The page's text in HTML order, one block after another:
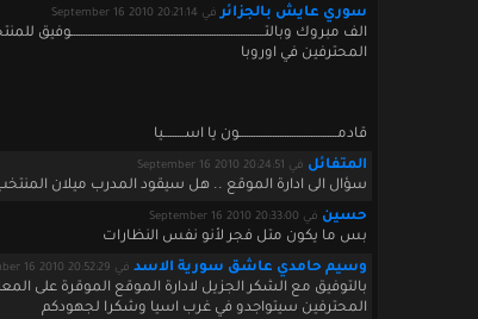
سوري عايش بالجزائر في September 16 2010 20:21:14
الف مبروك
المحترفين في اوروبا
قادمـــــــــــــــــــــــــــــــــــــــــون يا اســـــــــيا
المتفائل في September 16 2010 20:24:51
سؤال الى ادارة الموقع .. هل سيقود المدرب ميلان
حسين في September 16 2010 20:33:00
بس ما يكون متل فجر لأنو نفس النظارات
وسيم حامدي عاشق سورية الاسد في September 16 2010 20:52:29
بالتوفيق مع الشكر الجزيل لادارة الموقع الموقرة على
المحترفين سيتواجدو في غرب اسيا وشكرا لجهودكم